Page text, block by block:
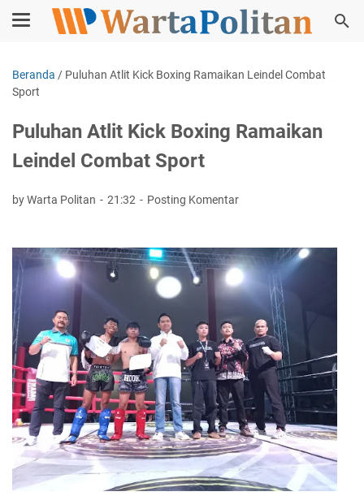
Beranda / Puluhan Atlit Kick Boxing Ramaikan Leindel Combat
Sport
Puluhan Atlit Kick Boxing Ramaikan
Leindel Combat Sport
by Warta Politan 21:32 Posting Komentar